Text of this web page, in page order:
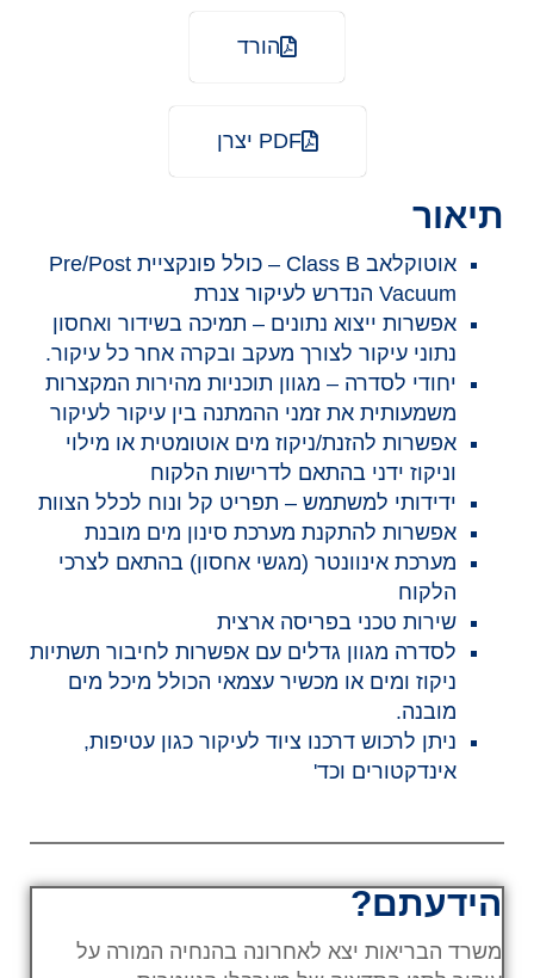
הורד
PDF יצרן
תיאור
אוטוקלאב Class B – כולל פונקציית Pre/Post
Vacuum הנדרש לעיקור צנרת
אפשרות ייצוא נתונים – תמיכה בשידור ואחסון
נתוני עיקור לצורך מעקב ובקרה אחר כל עיקור.
יחודי לסדרה – מגוון תוכניות מהירות המקצרות
משמעותית את זמני ההמתנה בין עיקור לעיקור
אפשרות להזנת/ניקוז מים אוטומטית או מילוי
וניקוז ידני בהתאם לדרישות הלקוח
ידידותי למשתמש – תפריט קל ונוח לכלל הצוות
אפשרות להתקנת מערכת סינון מים מובנת
מערכת אינוונטר (מגשי אחסון) בהתאם לצרכי
הלקוח
שירות טכני בפריסה ארצית
לסדרה מגוון גדלים עם אפשרות לחיבור תשתיות
ניקוז ומים או מכשיר עצמאי הכולל מיכל מים
מובנה.
ניתן לרכוש דרכנו ציוד לעיקור כגון עטיפות,
אינדקטורים וכד'
הידעתם?
משרד הבריאות יצא לאחרונה בהנחיה המורה על